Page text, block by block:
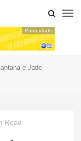
Publicidade
e Jade
Read